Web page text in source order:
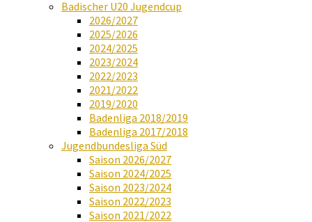
Badischer U20 Jugendcup
2026/2027
2025/2026
2024/2025
2023/2024
2022/2023
2021/2022
2019/2020
Badenliga 2018/2019
Badenliga 2017/2018
Jugendbundesliga Süd
Saison 2026/2027
Saison 2024/2025
Saison 2023/2024
Saison 2022/2023
Saison 2021/2022